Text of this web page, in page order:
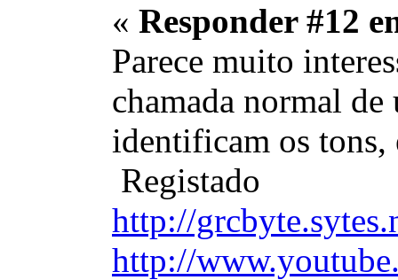
« Responder #12
Parece muito
chamada normal
identificam os tons,
Registado
http://
http://